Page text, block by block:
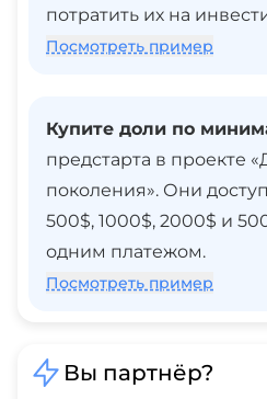
потратить их на
Посмотреть пример
Купите доли по
предстарта в проекте
поколения». Они
500$, 1000$, 2000$ и
одним платежом.
Посмотреть пример
Вы партнёр?